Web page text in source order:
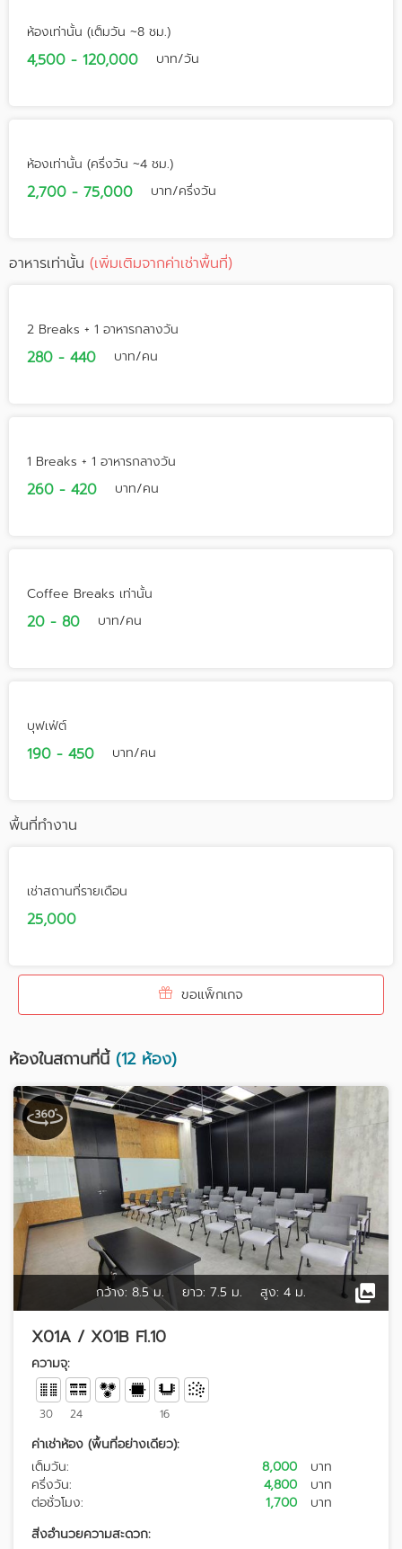
ห้องเท่านั้น (เต็มวัน ~8 ชม.)
4,500 - 120,000 บาท/วัน
ห้องเท่านั้น (ครึ่งวัน ~4 ชม.)
2,700 - 75,000 บาท/ครึ่งวัน
อาหารเท่านั้น (เพิ่มเติมจากค่าเช่าพื้นที่)
2 Breaks + 1 อาหารกลางวัน
280 - 440 บาท/คน
1 Breaks + 1 อาหารกลางวัน
260 - 420 บาท/คน
Coffee Breaks เท่านั้น
20 - 80 บาท/คน
บุฟเฟ่ต์
190 - 450 บาท/คน
พื้นที่ทำงาน
เช่าสถานที่รายเดือน
25,000
ขอแพ็กเกจ
ห้องในสถานที่นี้(12 ห้อง)
กว้าง: 8.5 ม. ยาว: 7.5 ม. สูง: 4 ม.
X01A / X01B Fl.10
ความจุ:
30 24 16
ค่าเช่าห้อง (พื้นที่อย่างเดียว):
เต็มวัน:
8,000
บาท
ครึ่งวัน:
4,800
บาท
ต่อชั่วโมง:
1,700
บาท
สิ่งอำนวยความสะดวก: